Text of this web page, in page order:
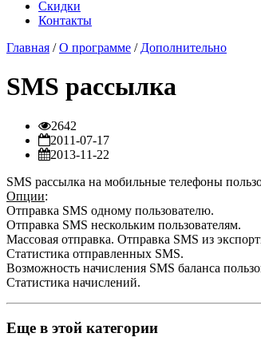
Скидки
Контакты
Главная /О программе / Дополнительно
SMS рассылка
2642
2011-07-17
2013-11-22
SMS рассылка на мобильные телефоны
Опции:
Отправка SMS одному пользователю.
Отправка SMS нескольким пользователям.
Массовая отправка. Отправка SMS из
Статистика отправленных SMS.
Возможность начисления SMS баланса
Статистика начислений.
Еще в этой категории